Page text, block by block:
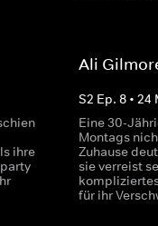
ihre
Ali
S2 Ep. 8• 24
Eine 30-
Montags
Zuhause
sie verreist
für ihr